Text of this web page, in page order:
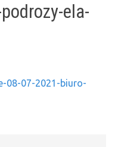
ela-
08-07-2021-biuro-